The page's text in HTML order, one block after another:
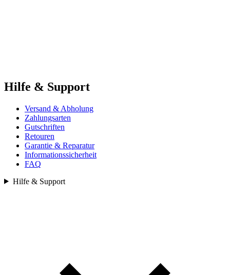
Hilfe & Support
Versand & Abholung
Zahlungsarten
Gutschriften
Retouren
Garantie & Reparatur
Informationssicherheit
FAQ
Hilfe & Support